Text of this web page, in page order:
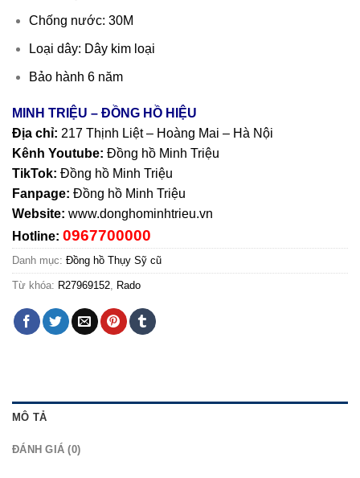
Chống nước: 30M
Loại dây: Dây kim loại
Bảo hành 6 năm
MINH TRIỆU – ĐỒNG HỒ HIỆU
Địa chỉ: 217 Thịnh Liệt – Hoàng Mai – Hà Nội
Kênh Youtube: Đồng hồ Minh Triệu
TikTok: Đồng hồ Minh Triệu
Fanpage: Đồng hồ Minh Triệu
Website: www.donghominhtrieu.vn
Hotline: 0967700000
Danh mục: Đồng hồ Thụy Sỹ cũ
Từ khóa: R27969152, Rado
MÔ TẢ
ĐÁNH GIÁ (0)